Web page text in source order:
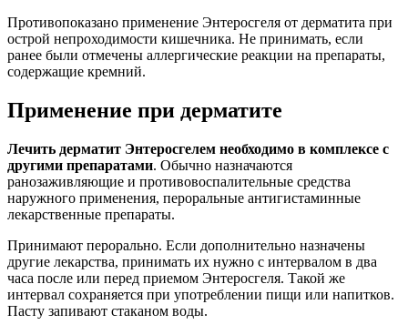
Противопоказано применение Энтеросгеля от дерматита при
острой непроходимости кишечника. Не принимать, если
ранее были отмечены аллергические реакции на препараты,
содержащие кремний.
Применение при дерматите
Лечить дерматит Энтеросгелем необходимо в комплексе с
другими препаратами. Обычно назначаются
ранозаживляющие и противовоспалительные средства
наружного применения, пероральные антигистаминные
лекарственные препараты.
Принимают перорально. Если дополнительно назначены
другие лекарства, принимать их нужно с интервалом в два
часа после или перед приемом Энтеросгеля. Такой же
интервал сохраняется при употреблении пищи или напитков.
Пасту запивают стаканом воды.